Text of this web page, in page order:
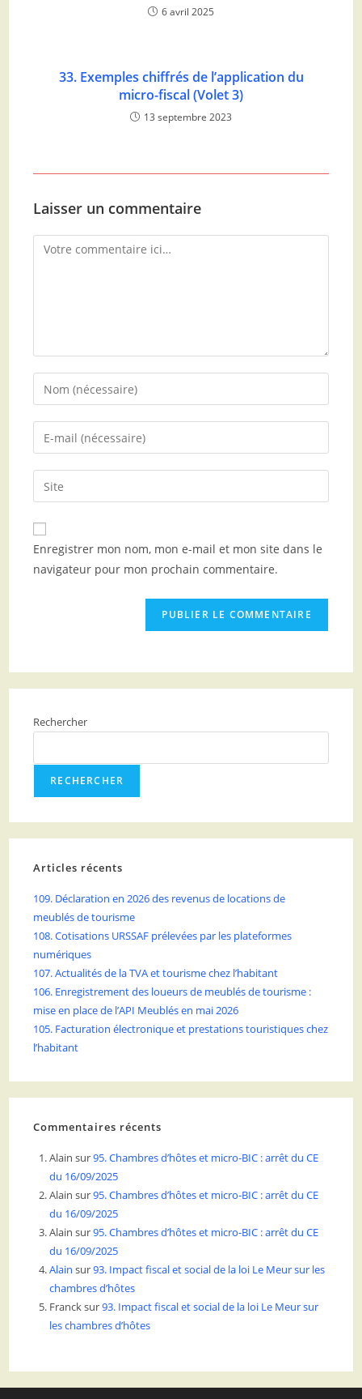
6 avril 2025
33. Exemples chiffrés de l’application du
micro-fiscal (Volet 3)
13 septembre 2023
Laisser un commentaire
Enregistrer mon nom, mon e-mail et mon site dans le
navigateur pour mon prochain commentaire.
Rechercher
RECHERCHER
Articles récents
109. Déclaration en 2026 des revenus de locations de
meublés de tourisme
108. Cotisations URSSAF prélevées par les plateformes
numériques
107. Actualités de la TVA et tourisme chez l’habitant
106. Enregistrement des loueurs de meublés de tourisme :
mise en place de l’API Meublés en mai 2026
105. Facturation électronique et prestations touristiques chez
l’habitant
Commentaires récents
Alain sur95. Chambres d’hôtes et micro-BIC : arrêt du CE
du 16/09/2025
Alain sur95. Chambres d’hôtes et micro-BIC : arrêt du CE
du 16/09/2025
Alain sur95. Chambres d’hôtes et micro-BIC : arrêt du CE
du 16/09/2025
Alain sur93. Impact fiscal et social de la loi Le Meur sur les
chambres d’hôtes
Francksur93. Impact fiscal et social de la loi Le Meur sur
les chambres d’hôtes